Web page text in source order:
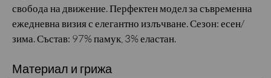
свобода на движение. Перфектен модел за съвременна
ежедневна визия с елегантно излъчване. Сезон: есен/
зима. Състав: 97% памук, 3% еластан.
Материал и грижа